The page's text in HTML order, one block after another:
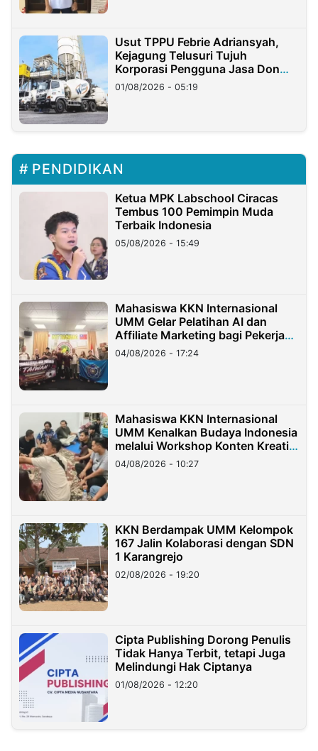
Usut TPPU Febrie Adriansyah,
Kejagung Telusuri Tujuh
Korporasi Pengguna Jasa Don
Ritto
01/08/2026 - 05:19
PENDIDIKAN
Ketua MPK Labschool Ciracas
Tembus 100 Pemimpin Muda
Terbaik Indonesia
05/08/2026 - 15:49
Mahasiswa KKN Internasional
UMM Gelar Pelatihan AI dan
Affiliate Marketing bagi Pekerja
Migran Indonesia di Taiwan
04/08/2026 - 17:24
Mahasiswa KKN Internasional
UMM Kenalkan Budaya Indonesia
melalui Workshop Konten Kreatif
di Taiwan
04/08/2026 - 10:27
KKN Berdampak UMM Kelompok
167 Jalin Kolaborasi dengan SDN
1 Karangrejo
02/08/2026 - 19:20
Cipta Publishing Dorong Penulis
Tidak Hanya Terbit, tetapi Juga
Melindungi Hak Ciptanya
01/08/2026 - 12:20